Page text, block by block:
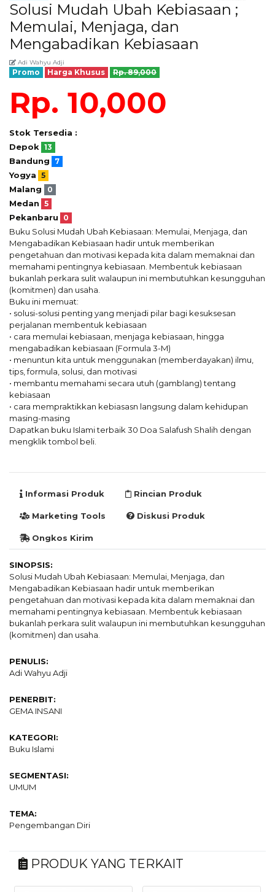
Solusi Mudah Ubah Kebiasaan ;
Memulai, Menjaga, dan
Mengabadikan Kebiasaan
Adi Wahyu Adji
Promo Harga Khusus Rp. 89,000
Rp. 10,000
Stok Tersedia :
Depok 13
Bandung 7
Yogya 5
Malang 0
Medan 5
Pekanbaru 0
Buku Solusi Mudah Ubah Kebiasaan: Memulai, Menjaga, dan
Mengabadikan Kebiasaan hadir untuk memberikan
pengetahuan dan motivasi kepada kita dalam memaknai dan
memahami pentingnya kebiasaan. Membentuk kebiasaan
bukanlah perkara sulit walaupun ini membutuhkan kesungguhan
(komitmen) dan usaha.
Buku ini memuat:
• solusi-solusi penting yang menjadi pilar bagi kesuksesan
perjalanan membentuk kebiasaan
• cara memulai kebiasaan, menjaga kebiasaan, hingga
mengabadikan kebiasaan (Formula 3-M)
• menuntun kita untuk menggunakan (memberdayakan) ilmu,
tips, formula, solusi, dan motivasi
• membantu memahami secara utuh (gamblang) tentang
kebiasaan
• cara mempraktikkan kebiasasn langsung dalam kehidupan
masing-masing
Dapatkan buku Islami terbaik 30 Doa Salafush Shalih dengan
mengklik tombol beli.
Informasi Produk Rincian Produk
Marketing Tools Diskusi Produk
Ongkos Kirim
SINOPSIS:
Solusi Mudah Ubah Kebiasaan: Memulai, Menjaga, dan
Mengabadikan Kebiasaan hadir untuk memberikan
pengetahuan dan motivasi kepada kita dalam memaknai dan
memahami pentingnya kebiasaan. Membentuk kebiasaan
bukanlah perkara sulit walaupun ini membutuhkan kesungguhan
(komitmen) dan usaha.
PENULIS:
Adi Wahyu Adji
PENERBIT:
GEMA INSANI
KATEGORI:
Buku Islami
SEGMENTASI:
UMUM
TEMA:
Pengembangan Diri
PRODUK YANG TERKAIT